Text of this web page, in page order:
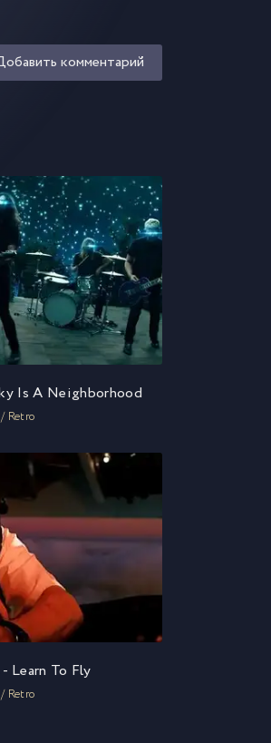
комментарий
Is A Neighborhood
Retro
Learn To Fly
Retro